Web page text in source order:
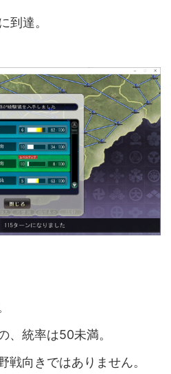
到達。
、統率は50未満。
戦向きではありません。